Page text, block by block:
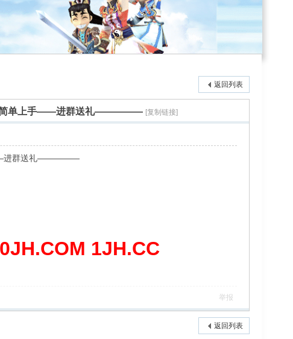
返回列表
单上手——进群送礼————— [复制链接]
进群送礼—————
1JH.CC
举报
返回列表